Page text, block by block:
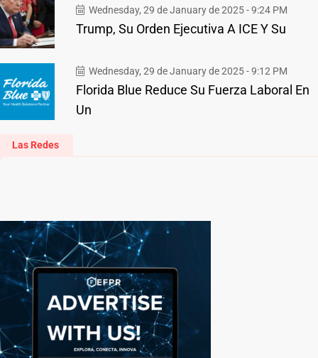
Wednesday, 29 de January de 2025 - 9:24 PM
Trump, Su Orden Ejecutiva A ICE Y Su
Wednesday, 29 de January de 2025 - 9:12 PM
Florida Blue Reduce Su Fuerza Laboral En
Un
Las Redes